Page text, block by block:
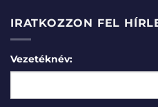
IRATKOZZON FEL
Vezetéknév: